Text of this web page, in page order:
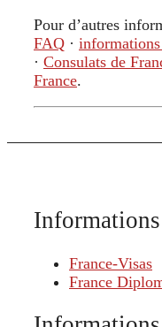
Pour d’autres
FAQ ·
· Consulats de
France.
France-Visas
France